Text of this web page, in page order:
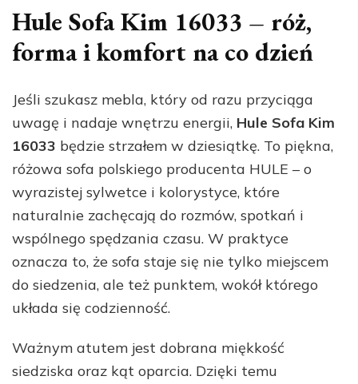
Hule Sofa Kim 16033 – róż,
forma i komfort na co dzień
Jeśli szukasz mebla, który od razu przyciąga
uwagę i nadaje wnętrzu energii, Hule Sofa Kim
16033 będzie strzałem w dziesiątkę. To piękna,
różowa sofa polskiego producenta HULE – o
wyrazistej sylwetce i kolorystyce, które
naturalnie zachęcają do rozmów, spotkań i
wspólnego spędzania czasu. W praktyce
oznacza to, że sofa staje się nie tylko miejscem
do siedzenia, ale też punktem, wokół którego
układa się codzienność.
Ważnym atutem jest dobrana miękkość
siedziska oraz kąt oparcia. Dzięki temu